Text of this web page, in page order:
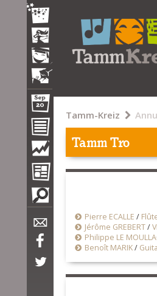
Tamm-Kreiz
Tamm Tro
Pierre ECALLE /
Jérôme GREBERT/
Philippe LE
Benoît MARIK/